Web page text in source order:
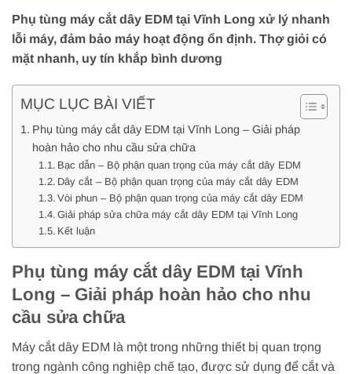
Phụ tùng máy cắt dây EDM tại Vĩnh Long xử lý nhanh
lỗi máy, đảm bảo máy hoạt động ổn định. Thợ giỏi có
mặt nhanh, uy tín khắp bình dương
MỤC LỤC BÀI VIẾT
Phụ tùng máy cắt dây EDM tại Vĩnh Long – Giải pháp
hoàn hảo cho nhu cầu sửa chữa
Bạc dẫn – Bộ phận quan trọng của máy cắt dây EDM
Dây cắt – Bộ phận quan trọng của máy cắt dây EDM
Vòi phun – Bộ phận quan trọng của máy cắt dây EDM
Giải pháp sửa chữa máy cắt dây EDM tại Vĩnh Long
Kết luận
Phụ tùng máy cắt dây EDM tại Vĩnh
Long – Giải pháp hoàn hảo cho nhu
cầu sửa chữa
Máy cắt dây EDM là một trong những thiết bị quan trọng
trong ngành công nghiệp chế tạo, được sử dụng để cắt và